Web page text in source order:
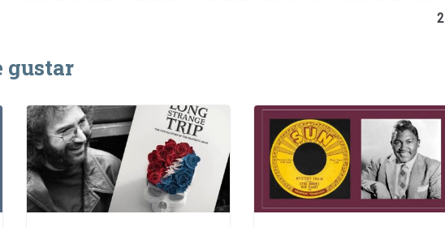
2
gustar